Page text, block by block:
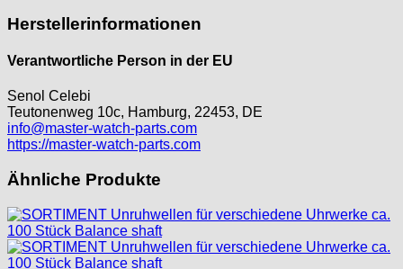
Herstellerinformationen
Verantwortliche Person in der EU
Senol Celebi
Teutonenweg 10c, Hamburg, 22453, DE
info@master-watch-parts.com
https://master-watch-parts.com
Ähnliche Produkte